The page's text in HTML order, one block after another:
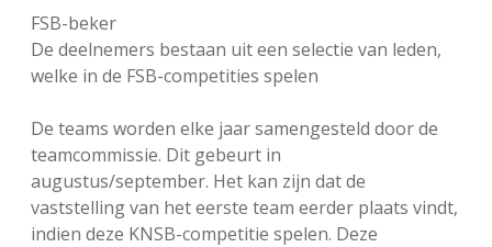
FSB-beker
De deelnemers bestaan uit een selectie van leden,
welke in de FSB-competities spelen
De teams worden elke jaar samengesteld door de
teamcommissie. Dit gebeurt in
augustus/september. Het kan zijn dat de
vaststelling van het eerste team eerder plaats vindt,
indien deze KNSB-competitie spelen. Deze